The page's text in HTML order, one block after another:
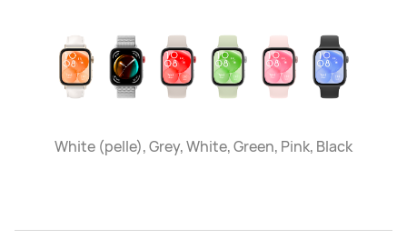
White (pelle), Grey, White, Green, Pink, Black